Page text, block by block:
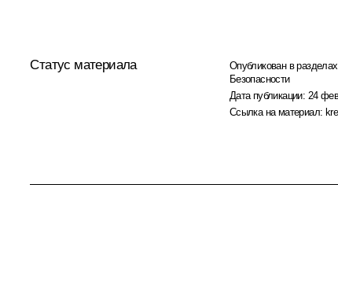
Статус материала Опубликован в
Безопасности
Дата публикации: 24
Ссылка на материал: